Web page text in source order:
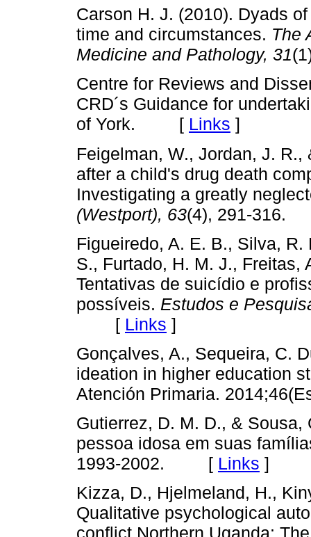
Carson H. J. (2010). Dyads
time and circumstances. The
Medicine and Pathology, 31
Centre for Reviews and
CRD´s Guidance for
of York. [ Links ]
Feigelman, W., Jordan, J.
after a child's drug death
Investigating a greatly
(Westport), 63(4), 291-
Figueiredo, A. E. B., Silva,
S., Furtado, H. M. J., Freitas,
Tentativas de suicídio e
possíveis. Estudos e
[ Links ]
Gonçalves, A., Sequeira, C.
ideation in higher education
Atención Primaria.
Gutierrez, D. M. D., &
pessoa idosa em suas
1993-2002. [ Links ]
Kizza, D., Hjelmeland, H.,
Qualitative psychological
conflict Northern Uganda: